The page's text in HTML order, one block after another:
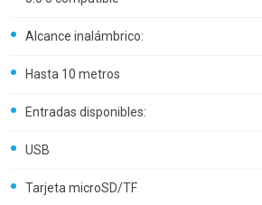
Alcance inalámbrico:
Hasta 10 metros
Entradas disponibles:
USB
Tarjeta microSD/TF